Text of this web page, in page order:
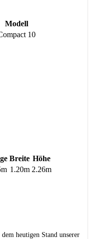
Modell
10
Breite Höhe
1.20m 2.26m
heutigen Stand unserer